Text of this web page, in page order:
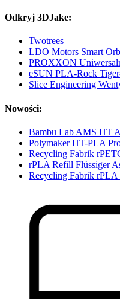
Odkryj 3DJake:
Twotrees
LDO Motors Smart
PROXXON
eSUN PLA-Rock
Slice Engineering
Nowości:
Bambu Lab AMS HT
Polymaker HT-PLA
Recycling Fabrik
rPLA Refill Flüssiger
Recycling Fabrik rPLA